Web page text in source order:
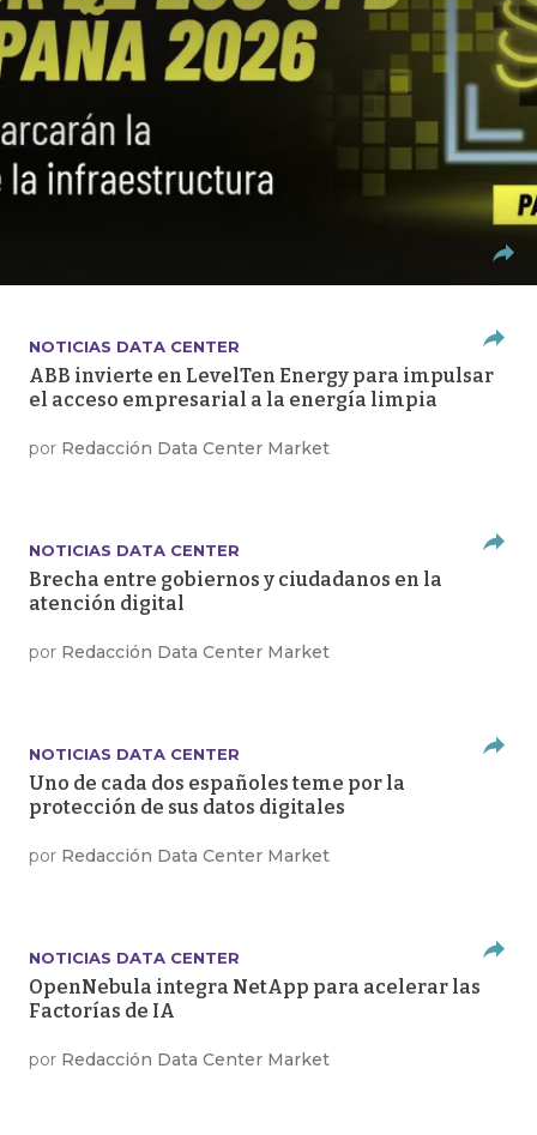
NOTICIAS DATA CENTER
ABB invierte en LevelTen Energy para impulsar
el acceso empresarial a la energía limpia
por Redacción Data Center Market
NOTICIAS DATA CENTER
Brecha entre gobiernos y ciudadanos en la
atención digital
por Redacción Data Center Market
NOTICIAS DATA CENTER
Uno de cada dos españoles teme por la
protección de sus datos digitales
por Redacción Data Center Market
NOTICIAS DATA CENTER
OpenNebula integra NetApp para acelerar las
Factorías de IA
por Redacción Data Center Market